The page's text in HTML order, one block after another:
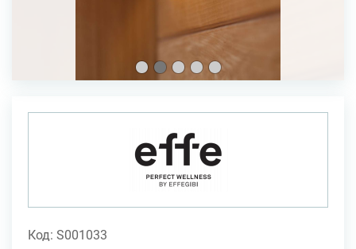
Код: S001033